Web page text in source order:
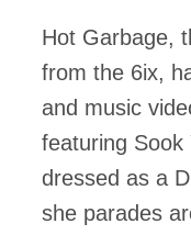
Hot Garbage,
from the 6ix,
and music
featuring Sook
dressed as a
she parades